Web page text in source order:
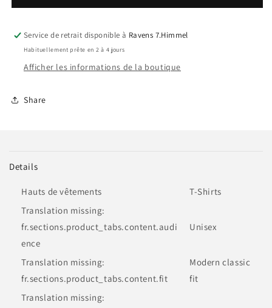
Shirt
Shirt
Service de retrait disponible à Ravens 7.Himmel
Habituellement prête en 2 à 4 jours
Afficher les informations de la boutique
Share
Details
Hauts de vêtements
T-Shirts
Translation missing:
fr.sections.product_tabs.content.audi
ence
Unisex
Translation missing:
fr.sections.product_tabs.content.fit
Modern classic
fit
Translation missing: